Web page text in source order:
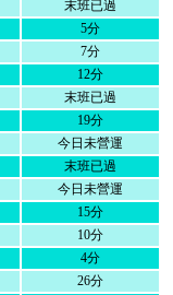
末班已過
5分
7分
12分
末班已過
19分
今日未營運
末班已過
今日未營運
15分
10分
4分
26分